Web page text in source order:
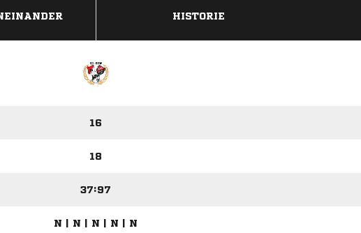
HISTORIE
16
18
37:97
N | N | N | N | N